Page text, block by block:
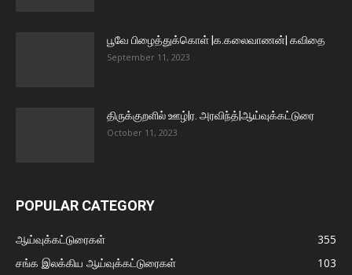
பூவே பிழைத்துக்கொள் |க.கலைவாணன்| கவிதை
September 11, 2023
திருக்குறளில் ஊழ்|ர. அரவிந்த்|ஆய்வுக்கட்டுரை
October 11, 2023
POPULAR CATEGORY
ஆய்வுக்கட்டுரைகள்
355
சங்க இலக்கிய ஆய்வுக்கட்டுரைகள்
103